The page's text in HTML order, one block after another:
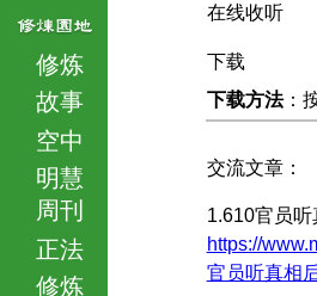
修炼
故事
空中
明慧
周刊
正法
修炼
在线收听
下载
下载方法：
交流文章：
1.610官员听
https://
官员听真相